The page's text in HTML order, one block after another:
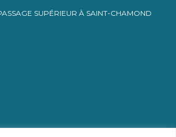
SUPÉRIEUR À SAINT-CHAMOND